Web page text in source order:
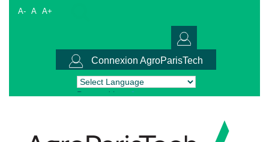
A- A A+
Connexion AgroParisTech
Powered by Translate